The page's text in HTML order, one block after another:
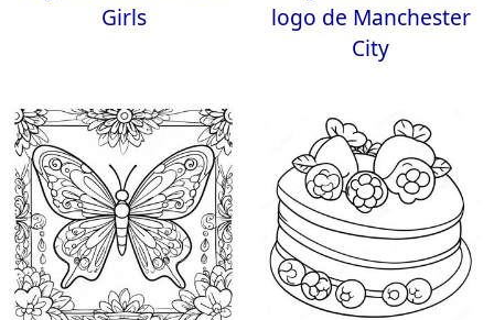
Girls
logo de Manchester
City